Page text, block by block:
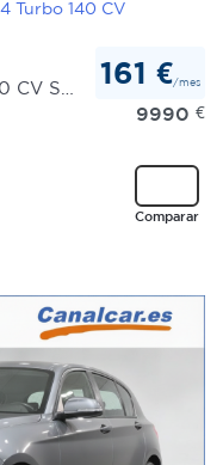
161 €/mes
9990 €
Comparar